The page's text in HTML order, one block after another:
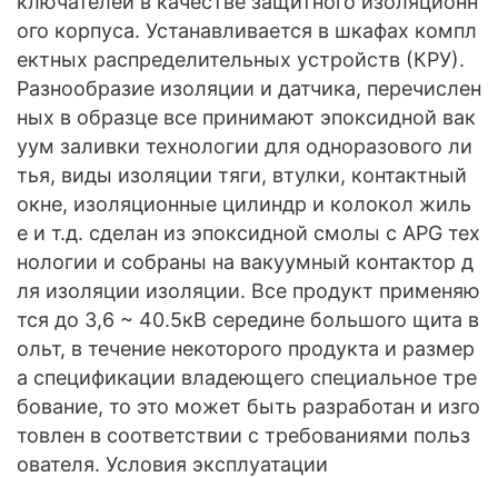
ого корпуса. Устанавливается в шкафах компл
ектных распределительных устройств (КРУ).
Разнообразие изоляции и датчика, перечислен
ных в образце все принимают эпоксидной вак
уум заливки технологии для одноразового ли
тья, виды изоляции тяги, втулки, контактный
окне, изоляционные цилиндр и колокол жиль
е и т.д. сделан из эпоксидной смолы с APG тех
нологии и собраны на вакуумный контактор д
ля изоляции изоляции. Все продукт применяю
тся до 3,6 ~ 40.5кВ середине большого щита в
ольт, в течение некоторого продукта и размер
а спецификации владеющего специальное тре
бование, то это может быть разработан и изго
товлен в соответствии с требованиями польз
ователя. Условия эксплуатации